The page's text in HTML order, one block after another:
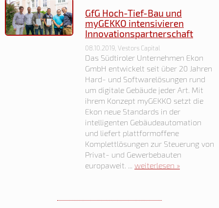
GfG Hoch-Tief-Bau und
myGEKKO intensivieren
Innovationspartnerschaft
08.10.2019, Vestors Capital
Das Südtiroler Unternehmen Ekon
GmbH entwickelt seit über 20 Jahren
Hard- und Softwarelösungen rund
um digitale Gebäude jeder Art. Mit
ihrem Konzept myGEKKO setzt die
Ekon neue Standards in der
intelligenten Gebäudeautomation
und liefert plattformoffene
Komplettlösungen zur Steuerung von
Privat- und Gewerbebauten
europaweit. ... weiterlesen »